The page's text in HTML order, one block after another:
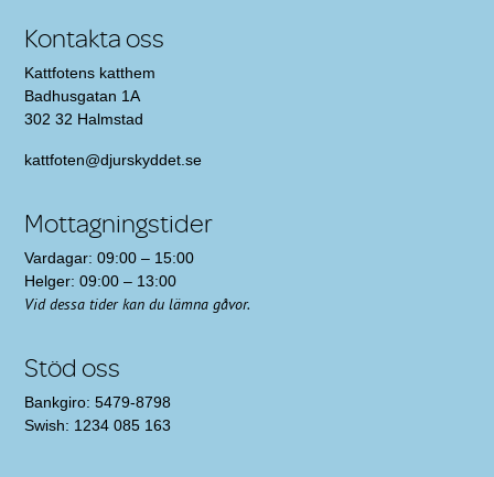
Kontakta oss
Kattfotens katthem
Badhusgatan 1A
302 32 Halmstad
kattfoten@djurskyddet.se
Mottagningstider
Vardagar: 09:00 – 15:00
Helger: 09:00 – 13:00
Vid dessa tider kan du lämna gåvor.
Stöd oss
Bankgiro: 5479-8798
Swish: 1234 085 163